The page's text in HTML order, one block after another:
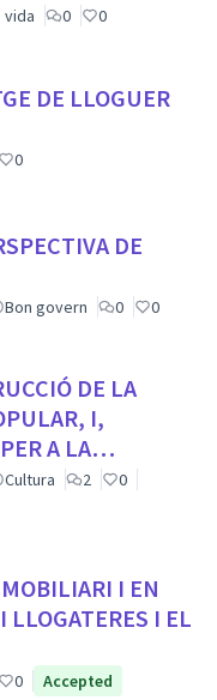
vida 0 0
DE LLOGUER
0
DE
Bon govern 0 0
DE LA
I,
A LA
DEMOCRÀTICA
Cultura 2
0
I EN
LLOGATERES I EL
0 Accepted